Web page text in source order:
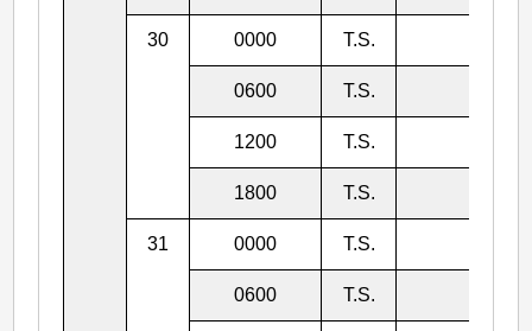
30 0000 T.S.
0600 T.S.
1200 T.S.
1800 T.S.
31 0000 T.S.
0600 T.S.